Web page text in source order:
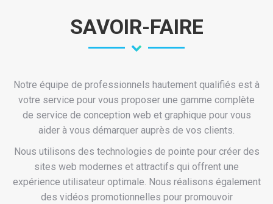
SAVOIR-FAIRE
Notre équipe de professionnels hautement qualifiés est à
votre service pour vous proposer une gamme complète
de service de conception web et graphique pour vous
aider à vous démarquer auprès de vos clients.
Nous utilisons des technologies de pointe pour créer des
sites web modernes et attractifs qui offrent une
expérience utilisateur optimale. Nous réalisons également
des vidéos promotionnelles pour promouvoir